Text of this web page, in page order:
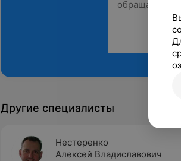
Другие специалисты
Нестеренко
Алексей Владиславович